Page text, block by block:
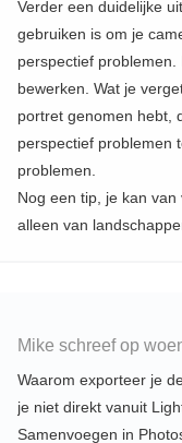
Verder een duidelijke
gebruiken is om je
perspectief
bewerken. Wat je
portret genomen hebt,
perspectief problemen
problemen.
Nog een tip, je kan
alleen van
Mike schreef op
Waarom exporteer je
je niet direkt vanuit
Samenvoegen in